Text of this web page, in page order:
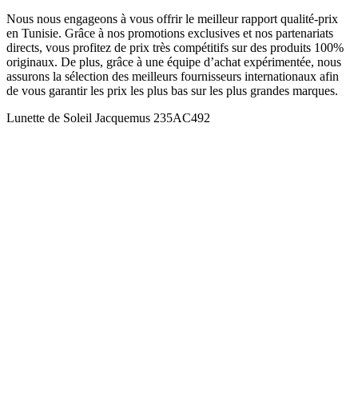
Nous nous engageons à vous offrir le meilleur rapport qualité-prix
en Tunisie. Grâce à nos promotions exclusives et nos partenariats
directs, vous profitez de prix très compétitifs sur des produits 100%
originaux. De plus, grâce à une équipe d’achat expérimentée, nous
assurons la sélection des meilleurs fournisseurs internationaux afin
de vous garantir les prix les plus bas sur les plus grandes marques.
Lunette de Soleil Jacquemus 235AC492